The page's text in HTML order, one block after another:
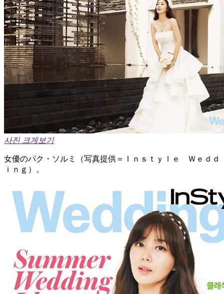
사진 크게보기
女優のパク・ソルミ（写真提供＝Ｉｎｓｔｙｌｅ Ｗｅｄｄ
ｉｎｇ）。